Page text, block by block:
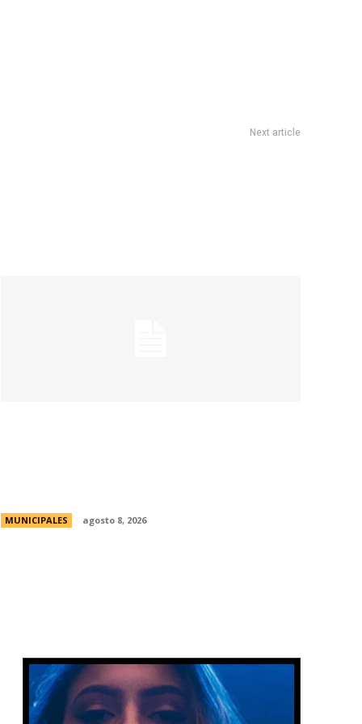
Next article
MUNICIPALES agosto 8, 2026